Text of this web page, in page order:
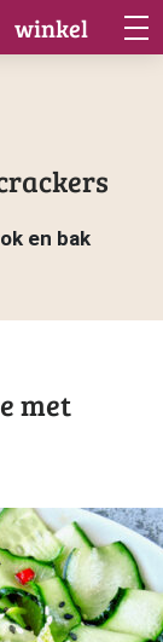
winkel
en bak
met